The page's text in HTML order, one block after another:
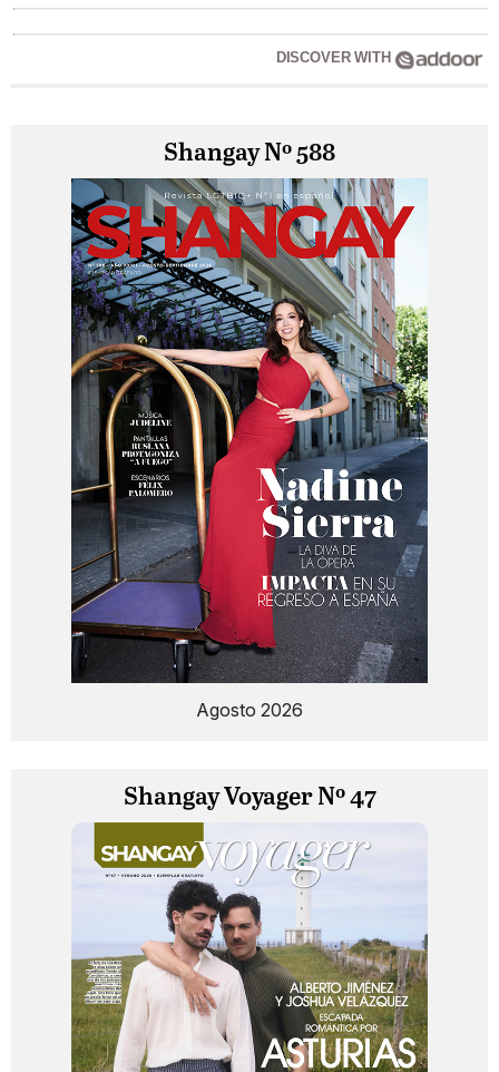
DISCOVER WITH
Shangay Nº 588
Agosto 2026
Shangay Voyager Nº 47